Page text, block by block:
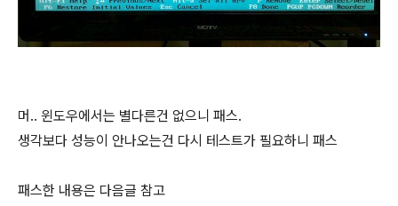
머.. 윈도우에서는 별다른건 없으니 패스.
생각보다 성능이 안나오는건 다시 테스트가 필요하니 패스
패스한 내용은 다음글 참고